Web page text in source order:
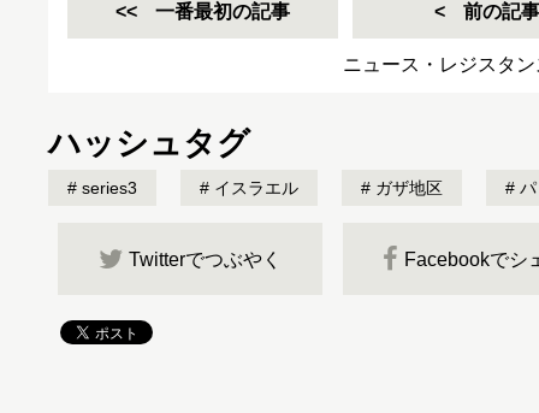
一番最初の記事 前の記事
ニュース・レジスタ
ハッシュタグ
series3 イスラエル ガザ地区
Twitterでつぶやく Facebookでシ